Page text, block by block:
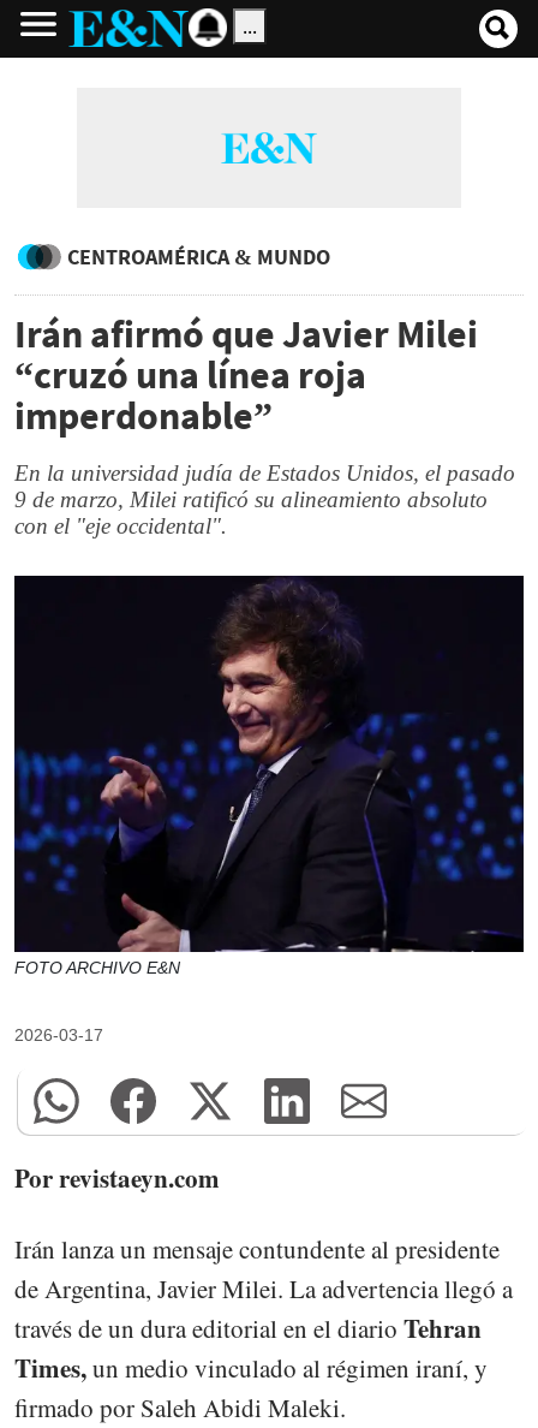
...
CENTROAMÉRICA & MUNDO
Irán afirmó que Javier Milei
“cruzó una línea roja
imperdonable”
En la universidad judía de Estados Unidos, el pasado
9 de marzo, Milei ratificó su alineamiento absoluto
con el "eje occidental".
FOTO ARCHIVO E&N
2026-03-17
Por revistaeyn.com
Irán lanza un mensaje contundente al presidente
de Argentina, Javier Milei. La advertencia llegó a
través de un dura editorial en el diario Tehran
Times,un medio vinculado al régimen iraní, y
firmado por Saleh Abidi Maleki.